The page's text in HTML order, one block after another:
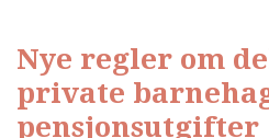
Nye regler om
private
pensjonsutgifter